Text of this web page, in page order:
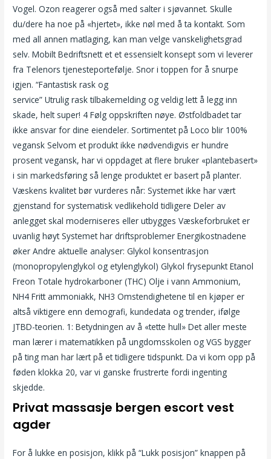
Vogel. Ozon reagerer også med salter i sjøvannet. Skulle
du/dere ha noe på «hjertet», ikke nøl med å ta kontakt. Som
med all annen matlaging, kan man velge vanskelighetsgrad
selv. Mobilt Bedriftsnett et et essensielt konsept som vi leverer
fra Telenors tjenesteportefølje. Snor i toppen for å snurpe
igjen. “Fantastisk rask og
service” Utrulig rask tilbakemelding og veldig lett å legg inn
skade, helt super! 4 Følg oppskriften nøye. Østfoldbadet tar
ikke ansvar for dine eiendeler. Sortimentet på Loco blir 100%
vegansk Selvom et produkt ikke nødvendigvis er hundre
prosent vegansk, har vi oppdaget at flere bruker «plantebasert»
i sin markedsføring så lenge produktet er basert på planter.
Væskens kvalitet bør vurderes når: Systemet ikke har vært
gjenstand for systematisk vedlikehold tidligere Deler av
anlegget skal moderniseres eller utbygges Væskeforbruket er
uvanlig høyt Systemet har driftsproblemer Energikostnadene
øker Andre aktuelle analyser: Glykol konsentrasjon
(monopropylenglykol og etylenglykol) Glykol frysepunkt Etanol
Freon Totale hydrokarboner (THC) Olje i vann Ammonium,
NH4 Fritt ammoniakk, NH3 Omstendighetene til en kjøper er
altså viktigere enn demografi, kundedata og trender, ifølge
JTBD-teorien. 1: Betydningen av å «tette hull» Det aller meste
man lærer i matematikken på ungdomsskolen og VGS bygger
på ting man har lært på et tidligere tidspunkt. Da vi kom opp på
føden klokka 20, var vi ganske frustrerte fordi ingenting
skjedde.
Privat massasje bergen escort vest
agder
For å lukke en posisjon, klikk på “Lukk posisjon” knappen på